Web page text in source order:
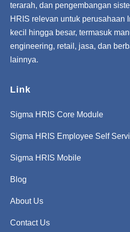
terarah, dan pengembangan
HRIS relevan untuk perusahaan
kecil hingga besar, termasuk
engineering, retail, jasa, dan
lainnya.
Link
Sigma HRIS Core Module
Sigma HRIS Employee Self
Sigma HRIS Mobile
Blog
About Us
Contact Us